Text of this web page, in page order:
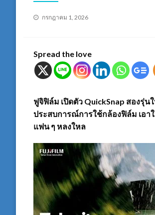
Posted
กรกฎาคม 1, 2026
Spread the love
ฟูจิฟิล์ม เปิดตัว QuickSnap สองรุ่น
ประสบการณ์การใช้กล้องฟิล์ม เอา
แฟน ๆ หลงใหล